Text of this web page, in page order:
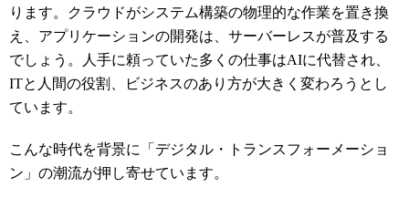
ります。クラウドがシステム構築の物理的な作業を置き換
え、アプリケーションの開発は 、サーバーレスが普及する
でしょう。人手に頼っていた多くの仕事はAIに代替され、
ITと人間の役割、ビジネスのあり方が大きく 変わろうとし
ています。
こんな時代を背景に「デジタル・トランスフォーメーショ
ン」の潮流が押し寄せています。